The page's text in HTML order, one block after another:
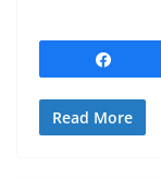
Read More